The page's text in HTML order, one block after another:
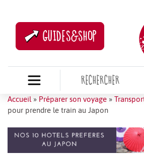
GUIDES&SHOP
Accueil » Préparer son voyage »
pour prendre le train au Japon